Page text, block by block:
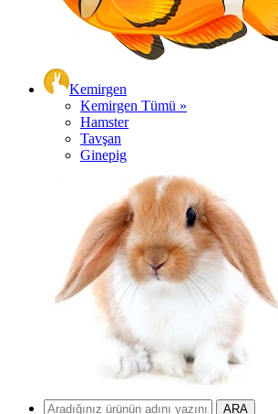
Kemirgen
Kemirgen Tümü »
Hamster
Tavşan
Ginepig